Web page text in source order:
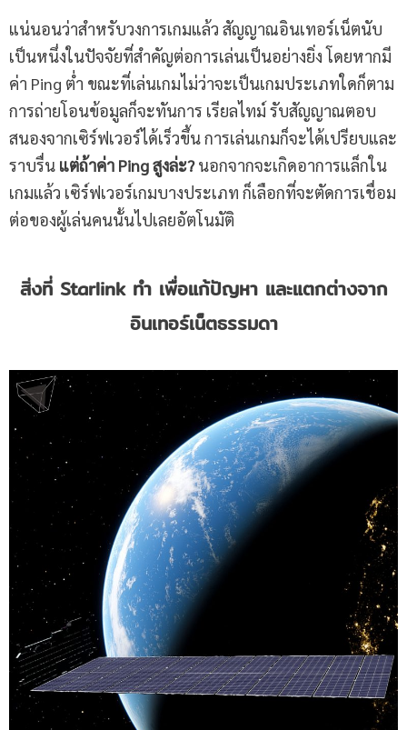
แน่นอนว่าสำหรับวงการเกมแล้ว สัญญาณอินเทอร์เน็ตนับ
เป็นหนึ่งในปัจจัยที่สำคัญต่อการเล่นเป็นอย่างยิ่ง โดยหากมี
ค่า Ping ต่ำ ขณะที่เล่นเกมไม่ว่าจะเป็นเกมประเภทใดก็ตาม
การถ่ายโอนข้อมูลก็จะทันการ เรียลไทม์ รับสัญญาณตอบ
สนองจากเซิร์ฟเวอร์ได้เร็วขึ้น การเล่นเกมก็จะได้เปรียบและ
ราบรื่น แต่ถ้าค่า Ping สูงล่ะ?นอกจากจะเกิดอาการแล็กใน
เกมแล้ว เซิร์ฟเวอร์เกมบางประเภท ก็เลือกที่จะตัดการเชื่อม
ต่อของผู้เล่นคนนั้นไปเลยอัตโนมัติ
สิ่งที่ Starlink ทำ เพื่อแก้ปัญหา และแตกต่างจาก
อินเทอร์เน็ตธรรมดา